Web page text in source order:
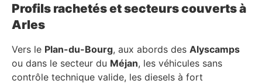
Profils rachetés et secteurs couverts à
Arles
Vers le Plan-du-Bourg, aux abords des Alyscamps
ou dans le secteur du Méjan, les véhicules sans
contrôle technique valide, les diesels à fort